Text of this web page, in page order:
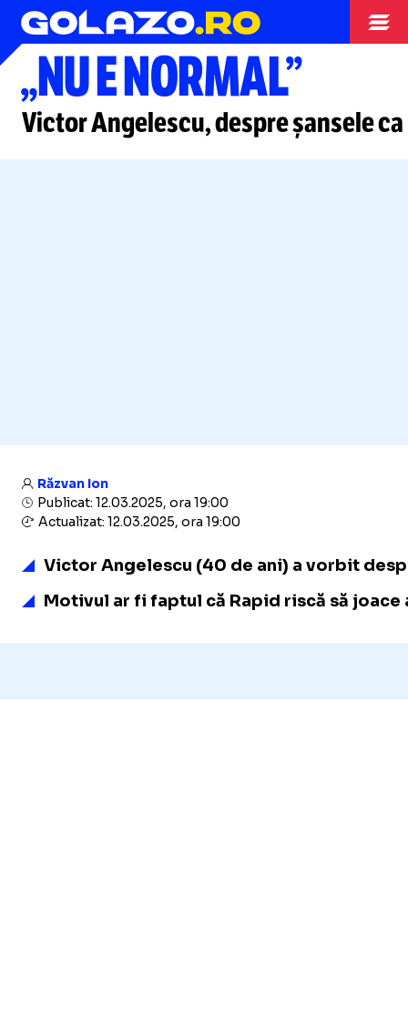
Superliga
„NU E NORMAL”
Victor Angelescu, despre șansele
Răzvan Ion
Publicat: 12.03.2025, ora 19:00
Actualizat: 12.03.2025, ora 19:00
Victor Angelescu (40 de ani) a vorbit
Motivul ar fi faptul că Rapid riscă să